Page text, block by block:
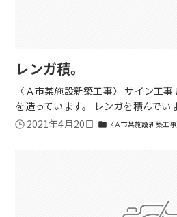
レンガ積。
〈Ａ市某施設新築工事〉 サイン工
を造っています。 レンガを積んでい
2021年4月20日 folder 〈Ａ市某施設新築工事